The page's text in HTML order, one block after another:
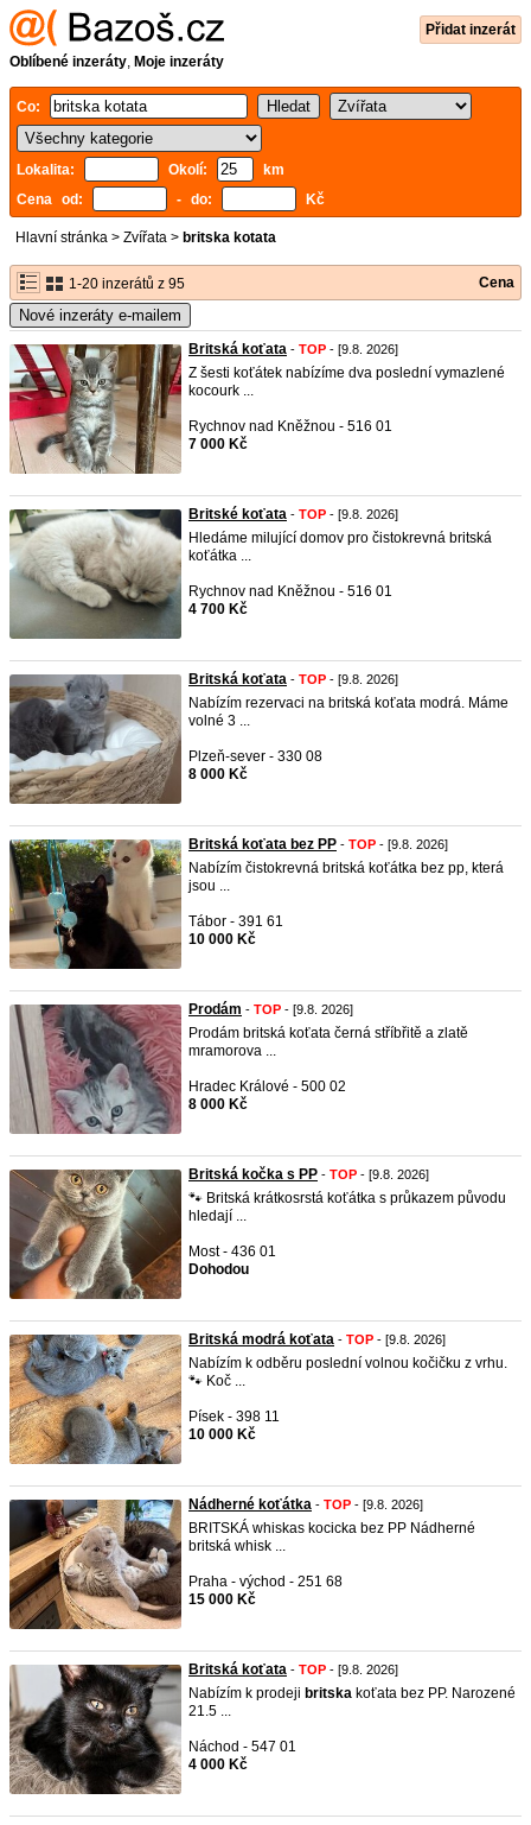
Přidat inzerát
Oblíbené inzeráty, Moje inzeráty
Co:
Lokalita: Okolí:
km
Cena od:
- do: Kč
Hlavní stránka > Zvířata > britska kotata
1-20 inzerátů z 95 Cena
Nové inzeráty e-mailem
Britská koťata - TOP - [9.8. 2026]
Z šesti koťátek nabízíme dva poslední vymazlené
kocourk ...
Rychnov nad Kněžnou - 516 01
7 000 Kč
Britské koťata - TOP - [9.8. 2026]
Hledáme milující domov pro čistokrevná britská
koťátka ...
Rychnov nad Kněžnou - 516 01
4 700 Kč
Britská koťata - TOP - [9.8. 2026]
Nabízím rezervaci na britská koťata modrá. Máme
volné 3 ...
Plzeň-sever - 330 08
8 000 Kč
Britská koťata bez PP - TOP - [9.8. 2026]
Nabízím čistokrevná britská koťátka bez pp, která
jsou ...
Tábor - 391 61
10 000 Kč
Prodám - TOP - [9.8. 2026]
Prodám britská koťata černá stříbřitě a zlatě
mramorova ...
Hradec Králové - 500 02
8 000 Kč
Britská kočka s PP - TOP - [9.8. 2026]
🐾 Britská krátkosrstá koťátka s průkazem původu
hledají ...
Most - 436 01
Dohodou
Britská modrá koťata - TOP - [9.8. 2026]
Nabízím k odběru poslední volnou kočičku z vrhu.
🐾 Koč ...
Písek - 398 11
10 000 Kč
Nádherné koťátka - TOP - [9.8. 2026]
BRITSKÁ whiskas kocicka bez PP Nádherné
britská whisk ...
Praha - východ - 251 68
15 000 Kč
Britská koťata - TOP - [9.8. 2026]
Nabízím k prodeji britska koťata bez PP. Narozené
21.5 ...
Náchod - 547 01
4 000 Kč